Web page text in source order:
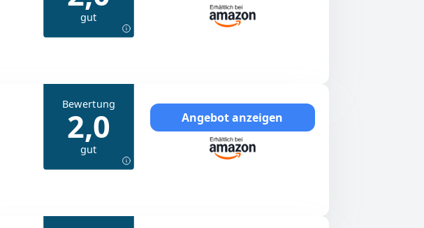
gut
Bewertung
2,0
gut
Angebot anzeigen